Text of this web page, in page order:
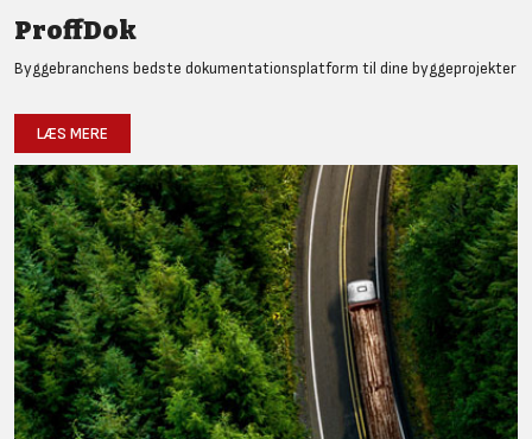
ProffDok
Byggebranchens bedste dokumentationsplatform til dine byggeprojekter
LÆS MERE